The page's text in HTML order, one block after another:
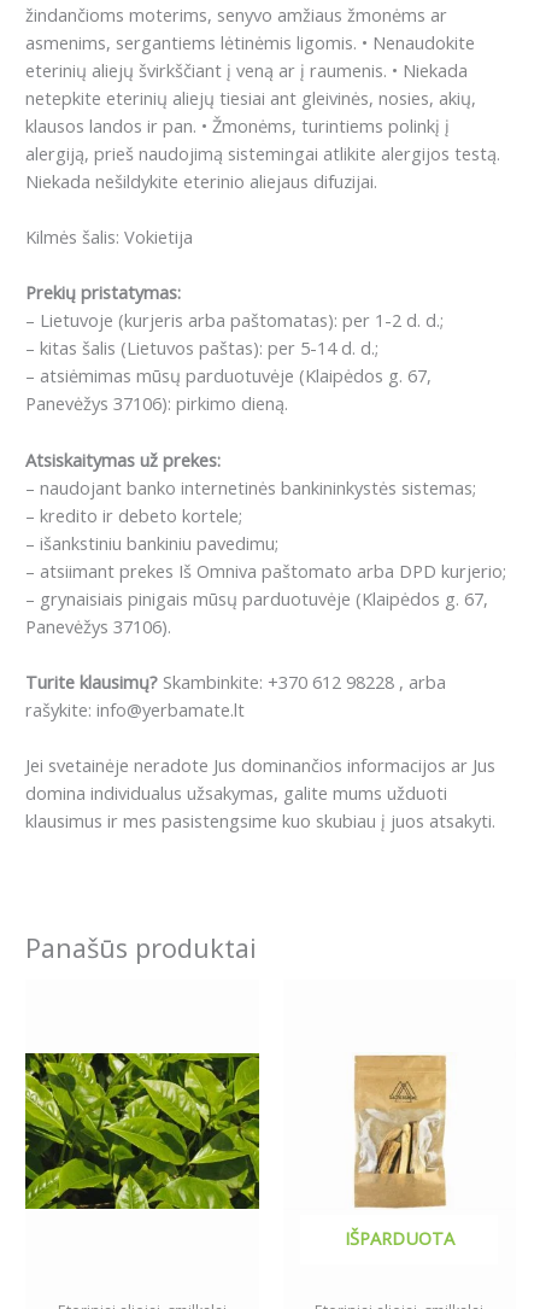
žindančioms moterims, senyvo amžiaus žmonėms ar
asmenims, sergantiems lėtinėmis ligomis. • Nenaudokite
eterinių aliejų švirkščiant į veną ar į raumenis. • Niekada
netepkite eterinių aliejų tiesiai ant gleivinės, nosies, akių,
klausos landos ir pan. • Žmonėms, turintiems polinkį į
alergiją, prieš naudojimą sistemingai atlikite alergijos testą.
Niekada nešildykite eterinio aliejaus difuzijai.
Kilmės šalis: Vokietija
Prekių pristatymas:
– Lietuvoje (kurjeris arba paštomatas): per 1-2 d. d.;
– kitas šalis (Lietuvos paštas): per 5-14 d. d.;
– atsiėmimas mūsų parduotuvėje (Klaipėdos g. 67,
Panevėžys 37106): pirkimo dieną.
Atsiskaitymas už prekes:
– naudojant banko internetinės bankininkystės sistemas;
– kredito ir debeto kortele;
– išankstiniu bankiniu pavedimu;
– atsiimant prekes Iš Omniva paštomato arba DPD kurjerio;
– grynaisiais pinigais mūsų parduotuvėje (Klaipėdos g. 67,
Panevėžys 37106).
Turite klausimų? Skambinkite: +370 612 98228 , arba
rašykite: info@yerbamate.lt
Jei svetainėje neradote Jus dominančios informacijos ar Jus
domina individualus užsakymas, galite mums užduoti
klausimus ir mes pasistengsime kuo skubiau į juos atsakyti.
Panašūs produktai
IŠPARDUOTA
multiple
variants.
The
options
may
be
chosen